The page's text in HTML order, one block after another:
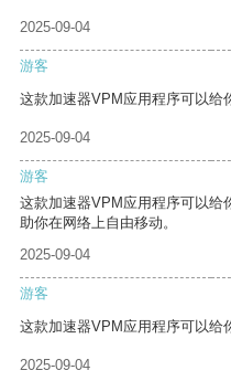
2025-09-04
游客
这款加速器VPM应用程序可以给
2025-09-04
游客
这款加速器VPM应用程序可以给
助你在网络上自由移动。
2025-09-04
游客
这款加速器VPM应用程序可以给
2025-09-04